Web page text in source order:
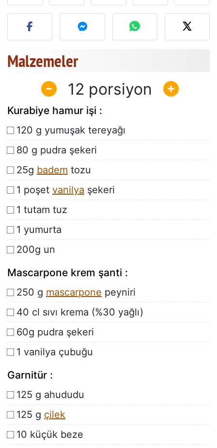
Bu tarifin fotoğrafını
Malzemeler
12
Kurabiye hamur işi :
120 g yumuşak tereyağı
80 g pudra şekeri
25g badem tozu
1 poşet vanilya şekeri
1 tutam tuz
1 yumurta
200g un
Mascarpone krem şanti :
250 g mascarpone peyniri
40 cl sıvı krema (%30 yağlı)
60g pudra şekeri
1 vanilya çubuğu
Garnitür :
125 g ahududu
125 g çilek
10 küçük beze